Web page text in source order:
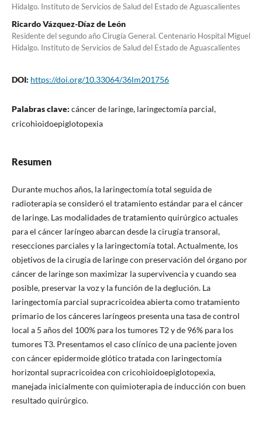
Hidalgo. Instituto de Servicios de Salud del Estado de Aguascalientes
Ricardo Vázquez-Díaz de León
Residente del segundo año Cirugía General. Centenario Hospital Miguel
Hidalgo. Instituto de Servicios de Salud del Estado de Aguascalientes
DOI: https://doi.org/10.33064/36lm201756
Palabras clave: cáncer de laringe, laringectomía parcial,
cricohioidoepiglotopexia
Resumen
Durante muchos años, la laringectomía total seguida de
radioterapia se consideró el tratamiento estándar para el cáncer
de laringe. Las modalidades de tratamiento quirúrgico actuales
para el cáncer laríngeo abarcan desde la cirugía transoral,
resecciones parciales y la laringectomía total. Actualmente, los
objetivos de la cirugía de laringe con preservación del órgano por
cáncer de laringe son maximizar la supervivencia y cuando sea
posible, preservar la voz y la función de la deglución. La
laringectomía parcial supracricoidea abierta como tratamiento
primario de los cánceres laríngeos presenta una tasa de control
local a 5 años del 100% para los tumores T2 y de 96% para los
tumores T3. Presentamos el caso clínico de una paciente joven
con cáncer epidermoide glótico tratada con laringectomía
horizontal supracricoidea con cricohioidoepiglotopexia,
manejada inicialmente con quimioterapia de inducción con buen
resultado quirúrgico.